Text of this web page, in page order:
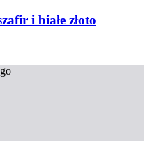
i białe złoto